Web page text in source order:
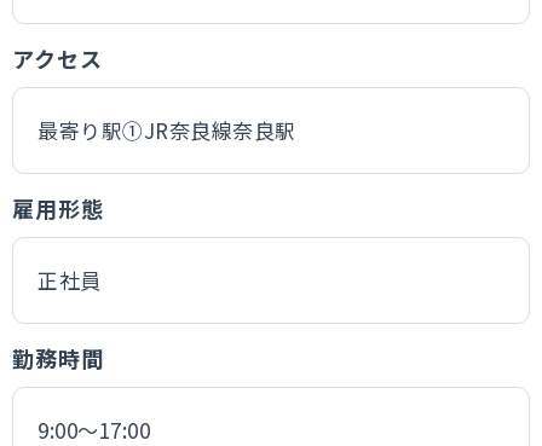
アクセス
最寄り駅①JR奈良線奈良駅
雇用形態
正社員
勤務時間
9:00～17:00